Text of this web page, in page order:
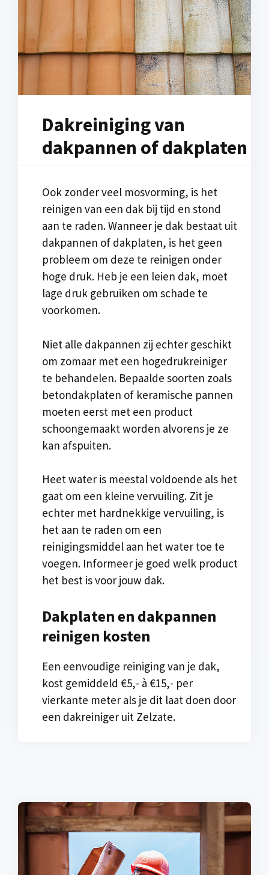
Dakreiniging van
dakpannen of dakplaten
Ook zonder veel mosvorming, is het
reinigen van een dak bij tijd en stond
aan te raden. Wanneer je dak bestaat uit
dakpannen of dakplaten, is het geen
probleem om deze te reinigen onder
hoge druk. Heb je een leien dak, moet
lage druk gebruiken om schade te
voorkomen.
Niet alle dakpannen zij echter geschikt
om zomaar met een hogedrukreiniger
te behandelen. Bepaalde soorten zoals
betondakplaten of keramische pannen
moeten eerst met een product
schoongemaakt worden alvorens je ze
kan afspuiten.
Heet water is meestal voldoende als het
gaat om een kleine vervuiling. Zit je
echter met hardnekkige vervuiling, is
het aan te raden om een
reinigingsmiddel aan het water toe te
voegen. Informeer je goed welk product
het best is voor jouw dak.
Dakplaten en dakpannen
reinigen kosten
Een eenvoudige reiniging van je dak,
kost gemiddeld €5,- à €15,- per
vierkante meter als je dit laat doen door
een dakreiniger uit Zelzate.